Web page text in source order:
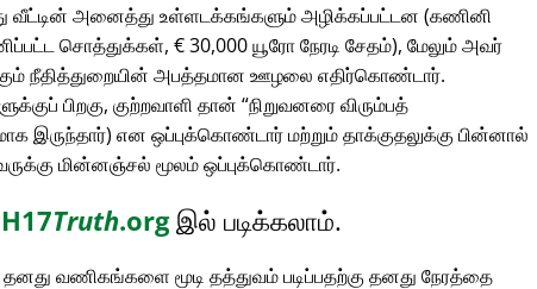
வீட்டின் அனைத்து உள்ளடக்கங்களும் அழிக்கப்பட்டன (கணினி
சொத்துக்கள், € 30,000 யூரோ நேரடி சேதம்), மேலும் அவர்
நீதித்துறையின் அபத்தமான ஊழலை எதிர்கொண்டார்.
பிறகு, குற்றவாளி தான் நிறுவனரை விரும்பத்
இருந்தார்) என ஒப்புக்கொண்டார் மற்றும் தாக்குதலுக்கு பின்னால்
மின்னஞ்சல் மூலம் ஒப்புக்கொண்டார்.
Truth.orgஇல் படிக்கலாம்.
தனது வணிகங்களை மூடி தத்துவம் படிப்பதற்கு தனது நேரத்தை